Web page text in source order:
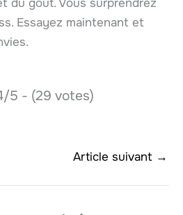
Essayez maintenant et
5 - (29 votes)
Article suivant →